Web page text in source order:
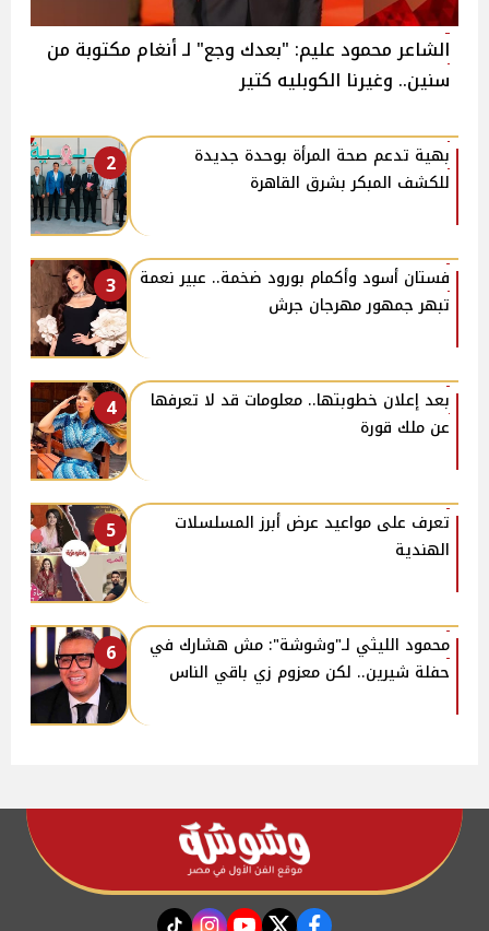
الشاعر محمود عليم: "بعدك وجع" لـ أنغام مكتوبة من
سنين.. وغيرنا الكوبليه كتير
2
بهية تدعم صحة المرأة بوحدة جديدة
للكشف المبكر بشرق القاهرة
3
فستان أسود وأكمام بورود ضخمة.. عبير نعمة
تبهر جمهور مهرجان جرش
4
بعد إعلان خطوبتها.. معلومات قد لا تعرفها
عن ملك قورة
5
تعرف على مواعيد عرض أبرز المسلسلات
الهندية
6
محمود الليثي لـ"وشوشة": مش هشارك في
حفلة شيرين.. لكن معزوم زي باقي الناس